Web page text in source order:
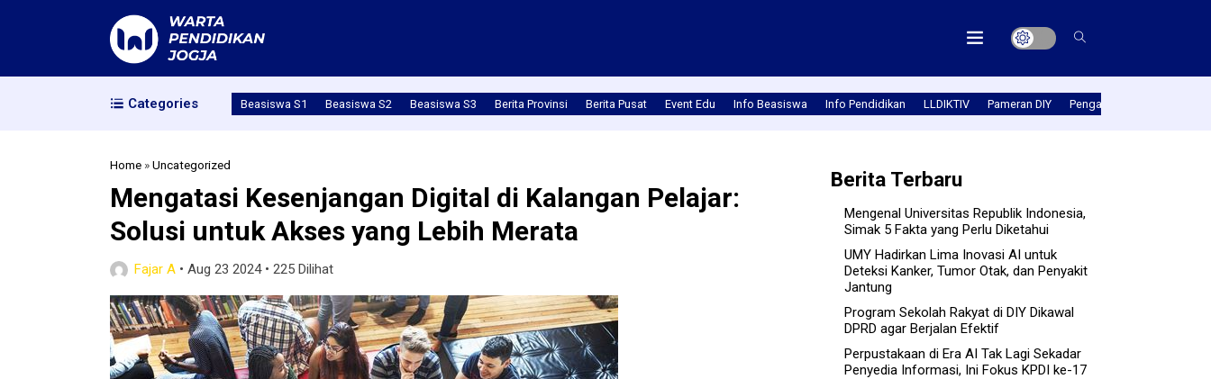
Categories Beasiswa S1 Beasiswa S2 Beasiswa S3 Berita Provinsi Berita Pusat Event Edu Info Beasiswa Info Pendidikan LLDIKTIV Pameran DIY Pengabmas
Home »Uncategorized
Mengatasi Kesenjangan Digital di Kalangan Pelajar:
Solusi untuk Akses yang Lebih Merata
Fajar A • Aug 23 2024• 225 Dilihat
Berita Terbaru
Mengenal Universitas Republik Indonesia,
Simak 5 Fakta yang Perlu Diketahui
UMY Hadirkan Lima Inovasi AI untuk
Deteksi Kanker, Tumor Otak, dan Penyakit
Jantung
Program Sekolah Rakyat di DIY Dikawal
DPRD agar Berjalan Efektif
Perpustakaan di Era AI Tak Lagi Sekadar
Penyedia Informasi, Ini Fokus KPDI ke-17